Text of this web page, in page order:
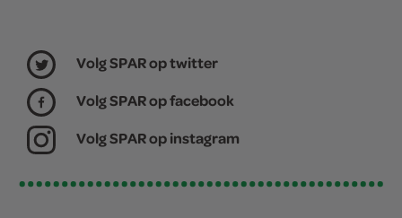
Volg SPAR op twitter
Volg SPAR op facebook
Volg SPAR op instagram